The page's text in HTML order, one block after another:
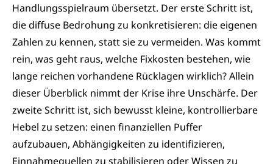
Handlungsspielraum übersetzt. Der erste Schritt ist,
die diffuse Bedrohung zu konkretisieren: die eigenen
Zahlen zu kennen, statt sie zu vermeiden. Was kommt
rein, was geht raus, welche Fixkosten bestehen, wie
lange reichen vorhandene Rücklagen wirklich? Allein
dieser Überblick nimmt der Krise ihre Unschärfe. Der
zweite Schritt ist, sich bewusst kleine, kontrollierbare
Hebel zu setzen: einen finanziellen Puffer
aufzubauen, Abhängigkeiten zu identifizieren,
Einnahmequellen zu stabilisieren oder Wissen zu